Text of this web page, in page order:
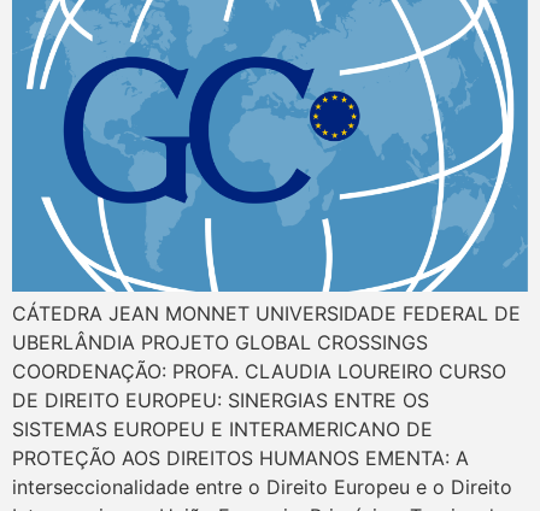
CÁTEDRA JEAN MONNET UNIVERSIDADE FEDERAL DE
UBERLÂNDIA PROJETO GLOBAL CROSSINGS
COORDENAÇÃO: PROFA. CLAUDIA LOUREIRO CURSO
DE DIREITO EUROPEU: SINERGIAS ENTRE OS
SISTEMAS EUROPEU E INTERAMERICANO DE
PROTEÇÃO AOS DIREITOS HUMANOS EMENTA: A
interseccionalidade entre o Direito Europeu e o Direito